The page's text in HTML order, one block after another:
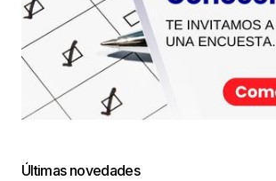
Últimas novedades